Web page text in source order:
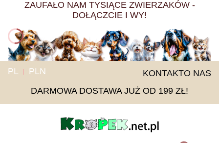
ZAUFAŁO NAM TYSIĄCE ZWIERZAKÓW -
DOŁĄCZCIE I WY!
PL PLN KONTAKTO NAS
DARMOWA DOSTAWA JUŻ OD 199 ZŁ!